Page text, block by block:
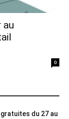
au
0
du 27 au